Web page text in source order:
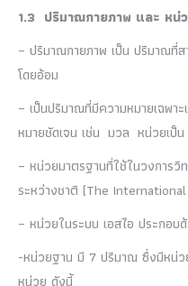
1.3 ปริมาณกายภาพ และ หน่
– ปริมาณกายภาพ เป็น ปริมาณที่ส
โดยอ้อม
– เป็นปริมาณที่มีความหมายเฉพา
หมายชัดเจน เช่น มวล หน่วยเป็
– หน่วยมาตรฐานที่ใช้ในวงการวิ
ระหว่างชาติ (The
– หน่วยในระบบ เอสไอ ประก
-หน่วยฐาน มี 7 ปริมาณ ซึ่งมีห
หน่วย ดังนี้